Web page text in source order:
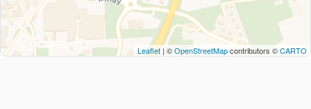
Leaflet | ©OpenStreetMapcontributors ©CARTO